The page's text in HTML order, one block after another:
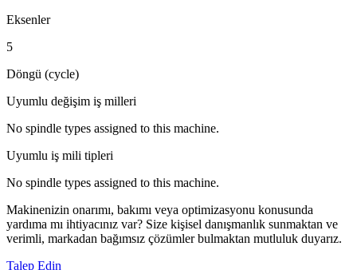
Eksenler
5
Döngü (cycle)
Uyumlu değişim iş milleri
No spindle types assigned to this machine.
Uyumlu iş mili tipleri
No spindle types assigned to this machine.
Makinenizin onarımı, bakımı veya optimizasyonu konusunda
yardıma mı ihtiyacınız var? Size kişisel danışmanlık sunmaktan ve
verimli, markadan bağımsız çözümler bulmaktan mutluluk duyarız.
Talep Edin